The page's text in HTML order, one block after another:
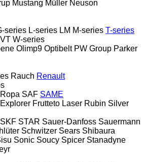
Mustang Müller Neuson
series L-series LM M-series T-series
W-series
Olimp9 Optibelt PW Group Parker
Rauch Renault
Ropa SAF SAME
Explorer Frutteto Laser Rubin Silver
SKF STAR Sauer-Danfoss Sauermann
Schwitzer Sears Shibaura
Sonic Soucy Spicer Stanadyne